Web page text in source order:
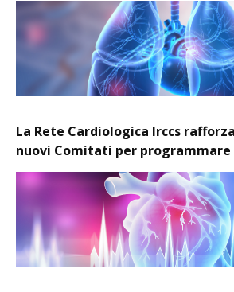
La Rete Cardiologica Irccs
nuovi Comitati per